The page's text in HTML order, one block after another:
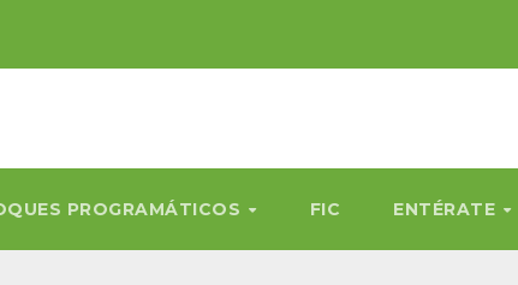
PROGRAMÁTICOS FIC ENTÉRATE